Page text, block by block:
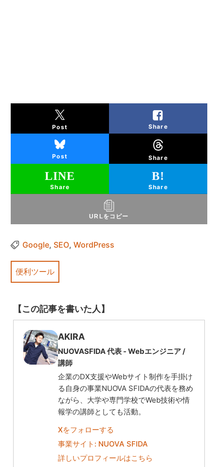
Post Share
Post Share
Share Share
URLをコピー
Google, SEO,WordPress
便利ツール
【この記事を書いた人】
AKIRA
NUOVASFIDA 代表 - Webエンジニア/
講師
企業のDX支援やWebサイト制作を手掛け
る自身の事業NUOVA SFIDAの代表を務め
ながら、大学や専門学校でWeb技術や情
報学の講師としても活動。
Xをフォローする
事業サイト: NUOVA SFIDA
詳しいプロフィールはこちら